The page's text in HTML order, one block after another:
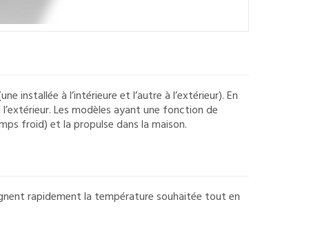
installée à l’intérieure et l’autre à l’extérieur). En
Les modèles ayant une fonction de
froid) et la propulse dans la maison.
rapidement la température souhaitée tout en